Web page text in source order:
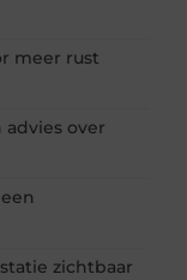
meer rust
over
zichtbaar